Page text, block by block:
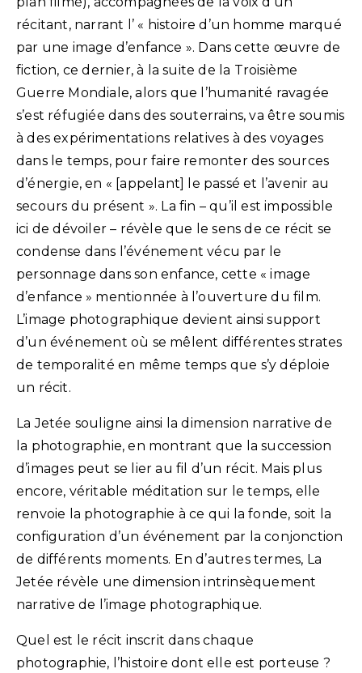
récitant, narrant l’ « histoire d’un homme marqué
par une image d’enfance ». Dans cette œuvre de
fiction, ce dernier, à la suite de la Troisième
Guerre Mondiale, alors que l’humanité ravagée
s’est réfugiée dans des souterrains, va être soumis
à des expérimentations relatives à des voyages
dans le temps, pour faire remonter des sources
d’énergie, en « [appelant] le passé et l’avenir au
secours du présent ». La fin – qu’il est impossible
ici de dévoiler – révèle que le sens de ce récit se
condense dans l’événement vécu par le
personnage dans son enfance, cette « image
d’enfance » mentionnée à l’ouverture du film.
L’image photographique devient ainsi support
d’un événement où se mêlent différentes strates
de temporalité en même temps que s’y déploie
un récit.
La Jetée souligne ainsi la dimension narrative de
la photographie, en montrant que la succession
d’images peut se lier au fil d’un récit. Mais plus
encore, véritable méditation sur le temps, elle
renvoie la photographie à ce qui la fonde, soit la
configuration d’un événement par la conjonction
de différents moments. En d’autres termes, La
Jetée révèle une dimension intrinsèquement
narrative de l’image photographique.
Quel est le récit inscrit dans chaque
photographie, l’histoire dont elle est porteuse ?